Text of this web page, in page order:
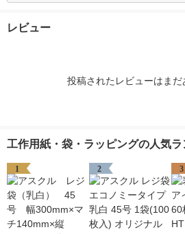
レビュー
投稿されたレビューはまだ
工作用紙・袋・ラッピングの人気ラ
1 2 3